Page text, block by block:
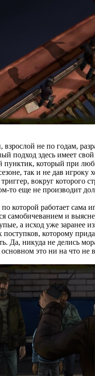
не по годам,
подход здесь имеет
который при
так и не дав
вокруг которого
то еще не производит
которой работает
и
а исход уже заранее
которому
Да, никуда не делись
это ни на что